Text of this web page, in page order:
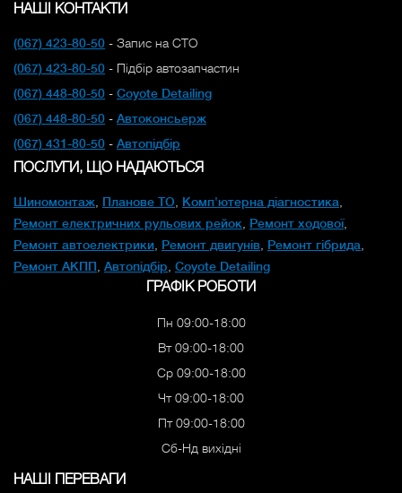
НАШІ КОНТАКТИ
(067) 423-80-50 - Запис на СТО
(067) 423-80-50 - Підбір автозапчастин
(067) 448-80-50 - Coyote Detailing
(067) 448-80-50 - Автоконсьерж
(067) 431-80-50 - Автопідбір
ПОСЛУГИ, ЩО НАДАЮТЬСЯ
Шиномонтаж, Планове ТО, Комп'ютерна діагностика,
Ремонт електричних рульових рейок, Ремонт ходової,
Ремонт автоелектрики, Ремонт двигунів, Ремонт гібрида,
Ремонт АКПП, Автопідбір, Coyote Detailing
ГРАФІК РОБОТИ
Пн 09:00-18:00
Вт 09:00-18:00
Ср 09:00-18:00
Чт 09:00-18:00
Пт 09:00-18:00
Сб-Нд вихідні
НАШІ ПЕРЕВАГИ